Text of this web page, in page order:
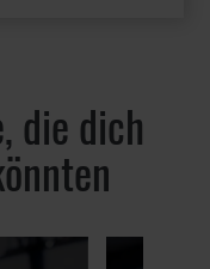
die dich